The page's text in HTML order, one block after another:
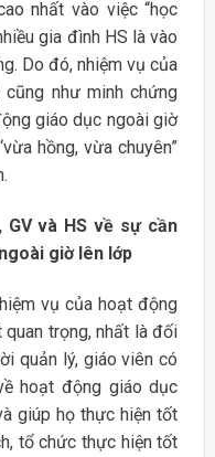
nhất vào việc “học
gia đình HS là vào
Do đó, nhiệm vụ của
như minh chứng
giáo dục ngoài giờ
hồng, vừa chuyên”
GV và HS về sự cần
giờ lên lớp
vụ của hoạt động
trọng, nhất là đối
quản lý, giáo viên có
hoạt động giáo dục
giúp họ thực hiện tốt
tổ chức thực hiện tốt